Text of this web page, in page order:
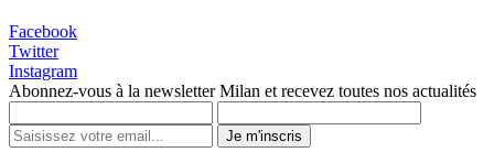
Facebook
Twitter
Instagram
Abonnez-vous à la newsletter Milan et recevez toutes nos actualités
Je m'inscris